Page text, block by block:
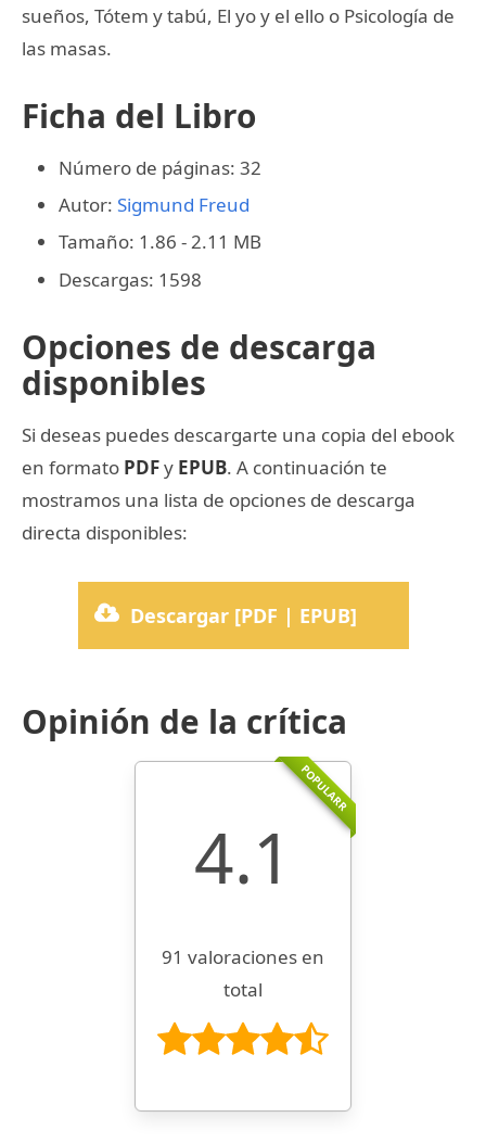
sueños, Tótem y tabú, El yo y el ello o Psicología de
las masas.
Ficha del Libro
Número de páginas: 32
Autor: Sigmund Freud
Tamaño: 1.86 - 2.11 MB
Descargas: 1598
Opciones de descarga
disponibles
Si deseas puedes descargarte una copia del ebook
en formato PDFy EPUB. A continuación te
mostramos una lista de opciones de descarga
directa disponibles:
Descargar [PDF | EPUB]
Opinión de la crítica
POPULARR
4.1
91 valoraciones en
total